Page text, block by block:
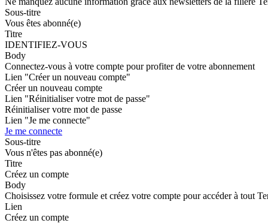
Sous-titre
Vous êtes abonné(e)
Titre
IDENTIFIEZ-VOUS
Body
Connectez-vous à votre compte pour profiter de votre abonnement
Lien "Créer un nouveau compte"
Créer un nouveau compte
Lien "Réinitialiser votre mot de passe"
Réinitialiser votre mot de passe
Lien "Je me connecte"
Je me connecte
Sous-titre
Vous n'êtes pas abonné(e)
Titre
Créez un compte
Body
Choisissez votre formule et créez votre compte pour accéder à tout
Lien
Créez un compte